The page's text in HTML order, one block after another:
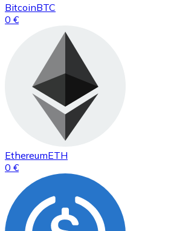
BitcoinBTC
0 €
EthereumETH
0 €